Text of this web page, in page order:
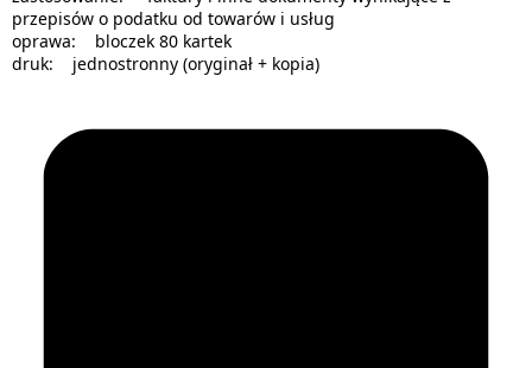
przepisów o podatku od towarów i usług
oprawa: bloczek 80 kartek
druk: jednostronny (oryginał + kopia)